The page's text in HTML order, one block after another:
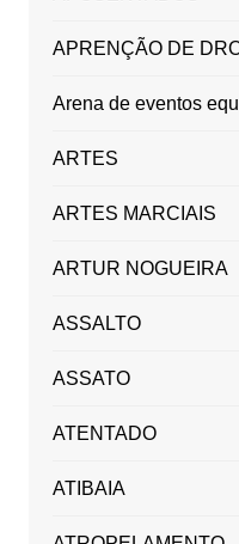
APRENÇÃO DE
Arena de eventos
ARTES
ARTES MARCIAIS
ARTUR NOGUEIRA
ASSALTO
ASSATO
ATENTADO
ATIBAIA